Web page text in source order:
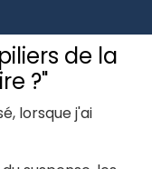
de la
?"
lorsque j'ai